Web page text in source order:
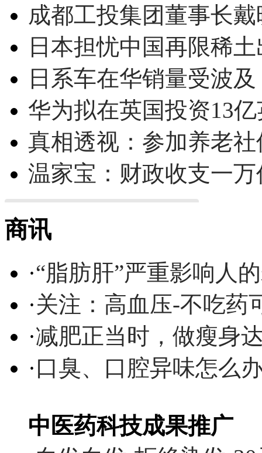
成都工投集团董事长
日本担忧中国再限稀
日系车在华销量受波
华为拟在英国投资13
真相透视：参加养老
温家宝：财政收支一
商讯
·“脂肪肝”严重影响人
·关注：高血压-不吃药
·减肥正当时，做瘦身
·口臭、口腔异味怎么
中医药科技成果推广